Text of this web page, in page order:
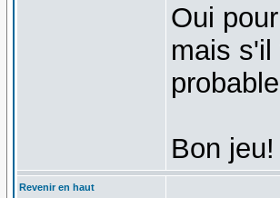
Oui
mais
Bon jeu!
Revenir en haut